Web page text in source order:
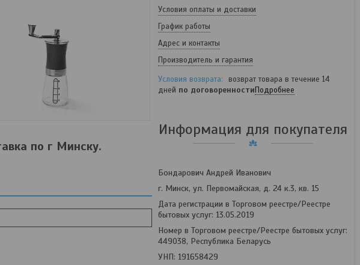
по г Минску.
Условия оплаты и доставки
График работы
Адрес и контакты
Производитель и гарантия
возврат товара в течение 14
дней по договоренностиПодробнее
Информация для покупателя
Бондарович Андрей Иванович
г. Минск, ул. Первомайская, д. 24 к.3, кв. 15
Дата регистрации в Торговом реестре/Реестре
бытовых услуг: 13.05.2019
Номер в Торговом реестре/Реестре бытовых услуг:
449038, Республика Беларусь
УНП: 191658429